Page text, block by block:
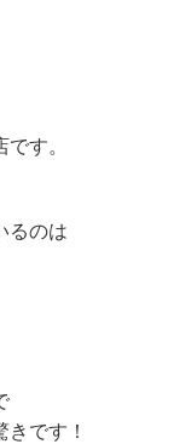
す。
るのは
です！